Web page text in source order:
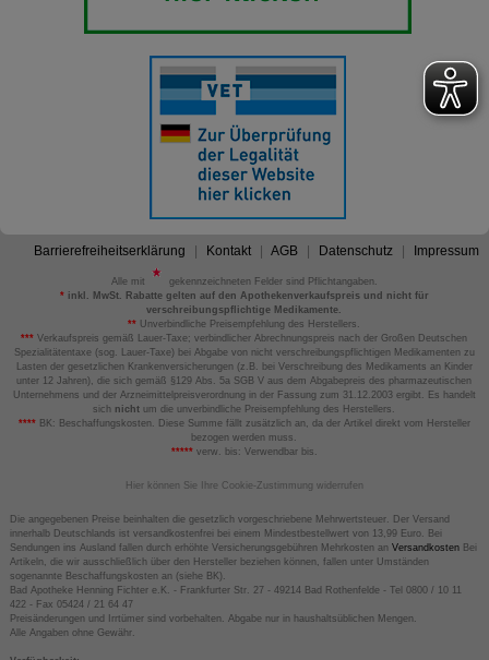
Barrierefreiheitserklärung Kontakt AGB Datenschutz Impressum
Alle mit
gekennzeichneten Felder sind Pflichtangaben.
*inkl. MwSt. Rabatte gelten auf den Apothekenverkaufspreis und nicht für
verschreibungspflichtige Medikamente.
** Unverbindliche Preisempfehlung des Herstellers.
*** Verkaufspreis gemäß Lauer-Taxe; verbindlicher Abrechnungspreis nach der Großen Deutschen
Spezialitätentaxe (sog. Lauer-Taxe) bei Abgabe von nicht verschreibungspflichtigen Medikamenten zu
Lasten der gesetzlichen Krankenversicherungen (z.B. bei Verschreibung des Medikaments an Kinder
unter 12 Jahren), die sich gemäß §129 Abs. 5a SGB V aus dem Abgabepreis des pharmazeutischen
Unternehmens und der Arzneimittelpreisverordnung in der Fassung zum 31.12.2003 ergibt. Es handelt
sich nicht um die unverbindliche Preisempfehlung des Herstellers.
****BK: Beschaffungskosten. Diese Summe fällt zusätzlich an, da der Artikel direkt vom Hersteller
bezogen werden muss.
*****verw. bis: Verwendbar bis.
Hier können Sie Ihre Cookie-Zustimmung widerrufen
Die angegebenen Preise beinhalten die gesetzlich vorgeschriebene Mehrwertsteuer. Der Versand
innerhalb Deutschlands ist versandkostenfrei bei einem Mindestbestellwert von 13,99 Euro. Bei
Sendungen ins Ausland fallen durch erhöhte Versicherungsgebühren Mehrkosten an VersandkostenBei
Artikeln, die wir ausschließlich über den Hersteller beziehen können, fallen unter Umständen
sogenannte Beschaffungskosten an (siehe BK).
Bad Apotheke Henning Fichter e.K. - Frankfurter Str. 27 - 49214 Bad Rothenfelde - Tel 0800 / 10 11
422 - Fax 05424 / 21 64 47
Preisänderungen und Irrtümer sind vorbehalten. Abgabe nur in haushaltsüblichen Mengen.
Alle Angaben ohne Gewähr.